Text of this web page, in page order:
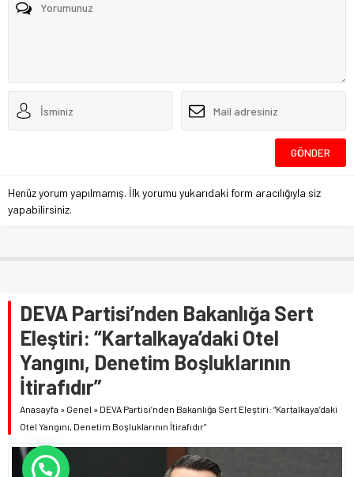
Henüz yorum yapılmamış. İlk yorumu yukarıdaki form aracılığıyla siz
yapabilirsiniz.
DEVA Partisi’nden Bakanlığa Sert
Eleştiri: “Kartalkaya’daki Otel
Yangını, Denetim Boşluklarının
İtirafıdır”
Anasayfa » Genel » DEVA Partisi’nden Bakanlığa Sert Eleştiri: “Kartalkaya’daki
Otel Yangını, Denetim Boşluklarının İtirafıdır”